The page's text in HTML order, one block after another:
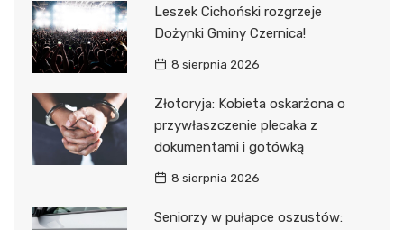
Leszek Cichoński rozgrzeje
Dożynki Gminy Czernica!
8 sierpnia 2026
Złotoryja: Kobieta oskarżona o
przywłaszczenie plecaka z
dokumentami i gotówką
8 sierpnia 2026
Seniorzy w pułapce oszustów: